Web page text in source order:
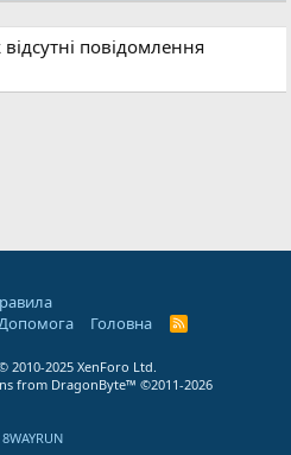
повідомлення
Головна
R
2010-2025 XenForo Ltd.
from DragonByte™ ©2011-2026
8WAYRUN